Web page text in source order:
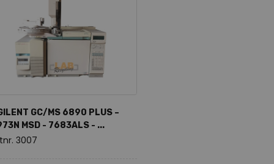
GC/MS 6890 PLUS –
MSD - 7683ALS - ...
3007